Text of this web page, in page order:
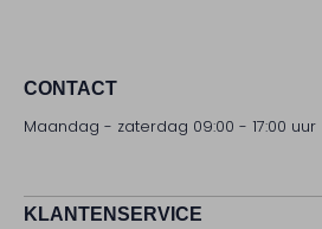
CONTACT
Maandag - zaterdag 09:00 - 17:00 uur
KLANTENSERVICE